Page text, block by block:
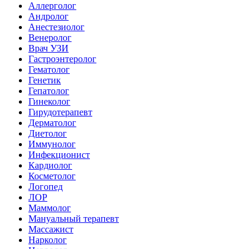
Аллерголог
Андролог
Анестезиолог
Венеролог
Врач УЗИ
Гастроэнтеролог
Гематолог
Генетик
Гепатолог
Гинеколог
Гирудотерапевт
Дерматолог
Диетолог
Иммунолог
Инфекционист
Кардиолог
Косметолог
Логопед
ЛОР
Маммолог
Мануальный терапевт
Массажист
Нарколог